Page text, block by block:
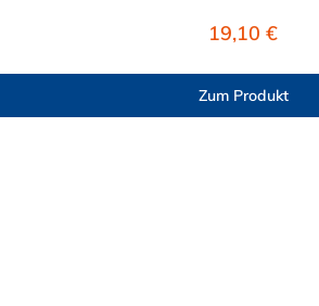
Steckverbinder an der Regulärer
19,10 €
Zum Produkt